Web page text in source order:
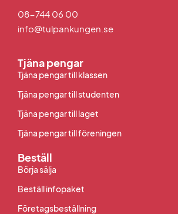
08-744 06 00
info@tulpankungen.se
Tjäna pengar
Tjäna pengar till klassen
Tjäna pengar till studenten
Tjäna pengar till laget
Tjäna pengar till föreningen
Beställ
Börja sälja
Beställ infopaket
Företagsbeställning